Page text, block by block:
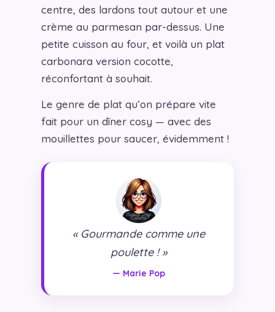
centre, des lardons tout autour et une
crème au parmesan par-dessus. Une
petite cuisson au four, et voilà un plat
carbonara version cocotte,
réconfortant à souhait.
Le genre de plat qu’on prépare vite
fait pour un dîner cosy — avec des
mouillettes pour saucer, évidemment !
« Gourmande comme une
poulette ! »
— Marie Pop